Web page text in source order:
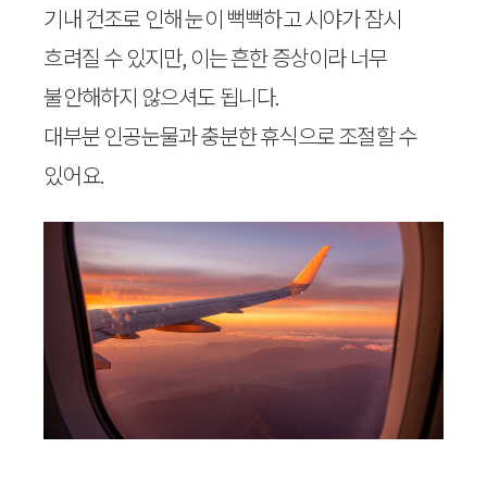
기내 건조로 인해 눈이 뻑뻑하고 시야가 잠시
흐려질 수 있지만, 이는 흔한 증상이라 너무
불안해하지 않으셔도 됩니다.
대부분 인공눈물과 충분한 휴식으로 조절할 수
있어요.